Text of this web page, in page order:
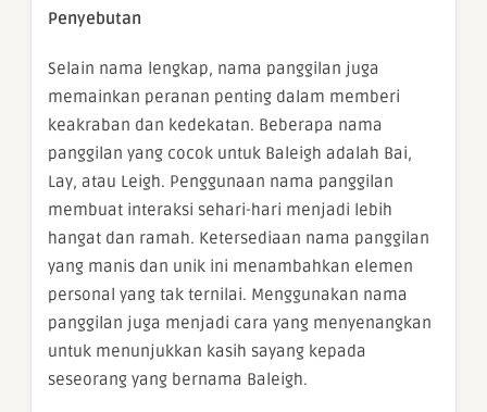
Penyebutan
Selain nama lengkap, nama panggilan juga
memainkan peranan penting dalam memberi
keakraban dan kedekatan. Beberapa nama
panggilan yang cocok untuk Baleigh adalah Bai,
Lay, atau Leigh. Penggunaan nama panggilan
membuat interaksi sehari-hari menjadi lebih
hangat dan ramah. Ketersediaan nama panggilan
yang manis dan unik ini menambahkan elemen
personal yang tak ternilai. Menggunakan nama
panggilan juga menjadi cara yang menyenangkan
untuk menunjukkan kasih sayang kepada
seseorang yang bernama Baleigh.